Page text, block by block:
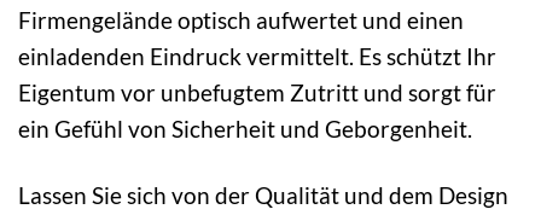
Firmengelände optisch aufwertet und einen
einladenden Eindruck vermittelt. Es schützt Ihr
Eigentum vor unbefugtem Zutritt und sorgt für
ein Gefühl von Sicherheit und Geborgenheit.
Lassen Sie sich von der Qualität und dem Design